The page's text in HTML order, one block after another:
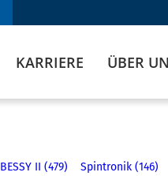
KARRIERE ÜBER
BESSY II (479) Spintronik (146)